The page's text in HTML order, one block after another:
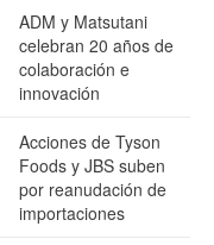
ADM y Matsutani
celebran 20 años de
colaboración e
innovación
Acciones de Tyson
Foods y JBS suben
por reanudación de
importaciones